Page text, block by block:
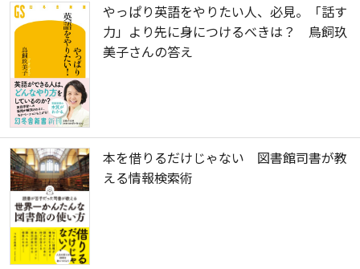
やっぱり英語をやりたい人、必見。「話す
力」より先に身につけるべきは？ 鳥飼玖
美子さんの答え
本を借りるだけじゃない 図書館司書が教
える情報検索術